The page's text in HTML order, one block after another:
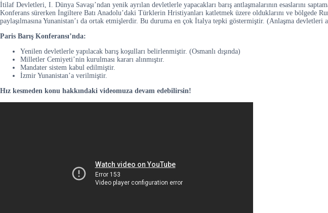
İtilaf Devletleri, I. Dünya Savaşı’ndan yenik ayrılan devletlerle yapacakları barış antlaşmalarının esaslarını
Konferans sürerken İngiltere Batı Anadolu’daki Türklerin Hristiyanları katletmek üzere olduklarını ve bölgede
paylaşılmasına Yunanistan’ı da ortak etmişlerdir. Bu duruma en çok İtalya tepki göstermiştir. (Anlaşma devletleri
Paris Barış Konferansı’nda:
Yenilen devletlerle yapılacak barış koşulları belirlenmiştir. (Osmanlı dışında)
Milletler Cemiyeti’nin kurulması kararı alınmıştır.
Mandater sistem kabul edilmiştir.
İzmir Yunanistan’a verilmiştir.
Hız kesmeden konu hakkındaki videomuza devam edebilirsin!